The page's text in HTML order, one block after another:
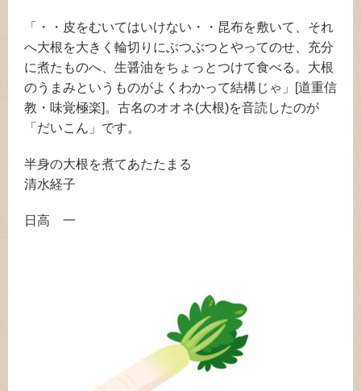
「・・皮をむいてはいけない・・昆布を敷いて、それ
へ大根を大きく輪切りにぶつぶつとやってのせ、充分
に煮たものへ、生醤油をちょっとつけて食べる。大根
のうまみというものがよくわかって結構じゃ」[道重信
教・味覚極楽]。古名のオオネ(大根)を音読したのが
「だいこん」です。
半身の大根を煮てあたたまる
清水経子
日高 一